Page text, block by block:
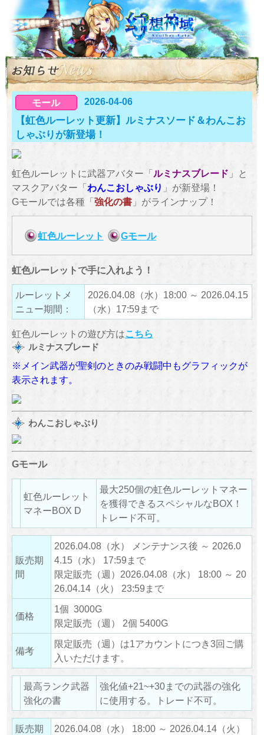
モール 2026-04-06
【虹色ルーレット更新】ルミナスソード＆わんこお
しゃぶりが新登場！
虹色ルーレットに武器アバター「ルミナスブレード 」と
マスクアバター「わんこおしゃぶり 」が新登場！
Gモールでは各種「強化の書」がラインナップ！
虹色ルーレット Gモール
虹色ルーレットで手に入れよう！
ルーレットメ
ニュー期間：
2026.04.08（水）18:00 ～ 2026.04.15
（水）17:59まで
虹色ルーレットの遊び方はこちら
ルミナスブレード
※メイン武器が聖剣のときのみ戦闘中もグラフィックが
表示されます。
わんこおしゃぶり
Gモール
虹色ルーレット
マネーBOX D
最大250個の虹色ルーレットマネー
を獲得できるスペシャルなBOX！
トレード不可。
販売期
間
2026.04.08（水） メンテナンス後 ～ 2026.0
4.15（水） 17:59まで
限定販売（週）2026.04.08（水） 18:00 ～ 20
26.04.14（火） 23:59まで
価格
1個 3000G
限定販売（週） 2個 5400G
備考
限定販売（週）は1アカウントにつき3回ご購
入いただけます。
最高ランク武器
強化の書
強化値+21~+30までの武器の強化
に使用する。トレード不可。
販売期
2026.04.08（水） 18:00 ～ 2026.04.14（火）